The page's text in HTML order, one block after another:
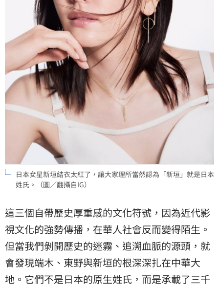
日本女星新垣結衣太紅了，讓大家理所當然認為「新垣」就是日本
姓氏。（圖／翻攝自IG）
這三個自帶歷史厚重感的文化符號，因為近代影
視文化的強勢傳播，在華人社會反而變得陌生。
但當我們剝開歷史的迷霧、追溯血脈的源頭，就
會發現端木、東野與新垣的根深深扎在中華大
地。它們不是日本的原生姓氏，而是承載了三千